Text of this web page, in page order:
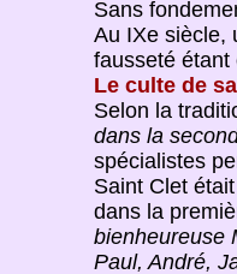
Sans
Au IXe siècle,
fausseté étant
Le culte de
Selon la
dans la
spécialistes
Saint Clet
dans la
bienheureuse
Paul, André,